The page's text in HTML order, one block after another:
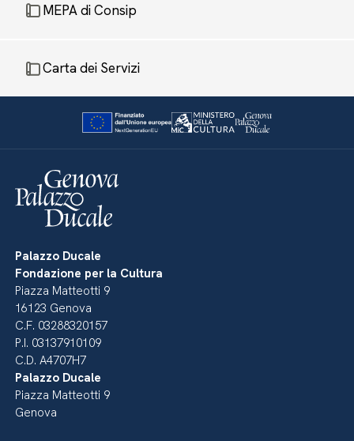
MEPA di Consip
Carta dei Servizi
Palazzo Ducale
Fondazione per la Cultura
Piazza Matteotti 9
16123 Genova
C.F. 03288320157
P.I. 03137910109
C.D. A4707H7
Palazzo Ducale
Piazza Matteotti 9
Genova